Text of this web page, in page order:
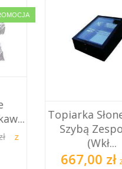
Topiarka Słoneczna Z
Szybą Zespoloną
667,00 zł z VAT